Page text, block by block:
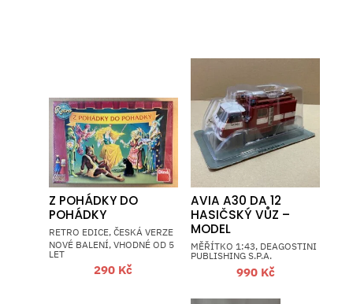
Z POHÁDKY DO
POHÁDKY
RETRO EDICE, ČESKÁ VERZE
NOVÉ BALENÍ, VHODNÉ OD 5
LET
290 Kč
AVIA A30 DA 12
HASIČSKÝ VŮZ –
MODEL
MĚŘÍTKO 1:43, DEAGOSTINI
PUBLISHING S.P.A.
990 Kč